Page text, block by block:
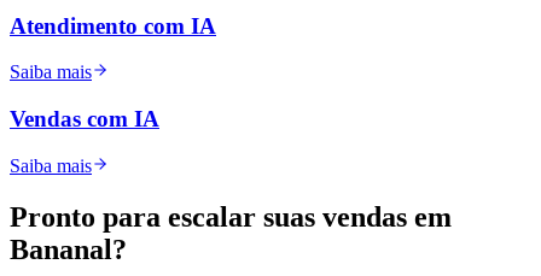
Atendimento com IA
Saiba mais
Vendas com IA
Saiba mais
Pronto para escalar suas vendas em
Bananal?